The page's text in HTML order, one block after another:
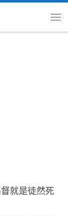
就是徒然死